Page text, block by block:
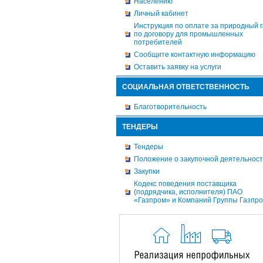
Личный кабинет
Инструкция по оплате за природный
по договору для промышленных
потребителей
Сообщите контактную информацию
Оставить заявку на услуги
СОЦИАЛЬНАЯ ОТВЕТСТВЕННОСТЬ
Благотворительность
ТЕНДЕРЫ
Тендеры
Положение о закупочной
Закупки
Кодекс поведения поставщика
(подрядчика, исполнителя) ПАО
«Газпром» и Компаний Группы